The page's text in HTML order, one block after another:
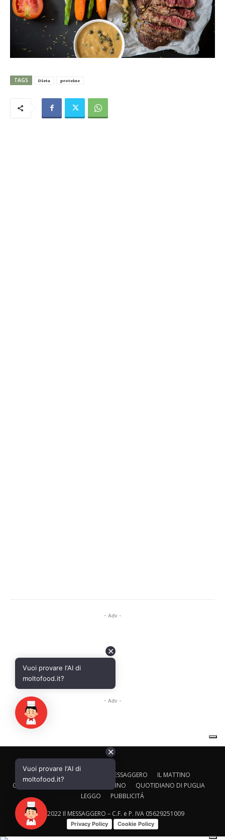
CALTAGIRONE EDITORE IL MESSAGGERO
IL MATTINO
CORRIERE ADRIATICO
IL GAZZETTINO
QUOTIDIANO DI PUGLIA
LEGGO
PUBBLICITÁ
© 2022 Il MESSAGGERO – C.F. e P. IVA 05629251009
Privacy Policy Cookie Policy
✕
Vuoi provare l'AI di
moltofood.it?